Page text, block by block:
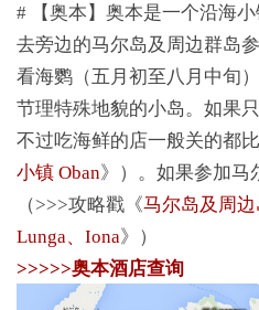
# 【奥本】奥本是一个沿海
去旁边的马尔岛及周边群岛
看海鹦（五月初至八月中旬
节理特殊地貌的小岛。如果
不过吃海鲜的店一般关的都
小镇 Oban》）。如果参加马
（>>>攻略戳《马尔岛及周边
Lunga、Iona》）
>>>>>奥本酒店查询